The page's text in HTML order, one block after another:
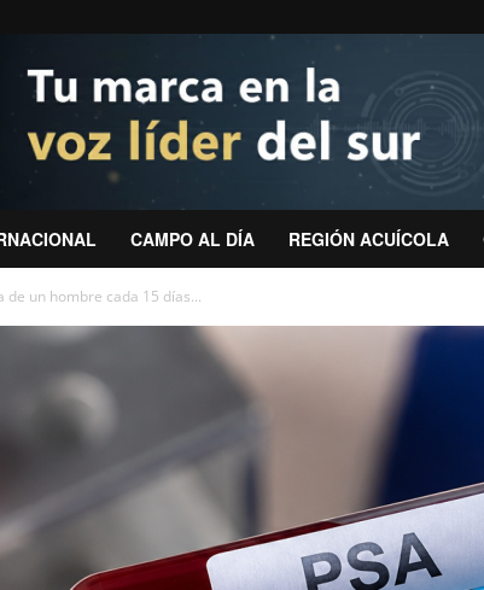
CAMPO AL DÍA REGIÓN ACUÍCOLA
un hombre cada 15 días...